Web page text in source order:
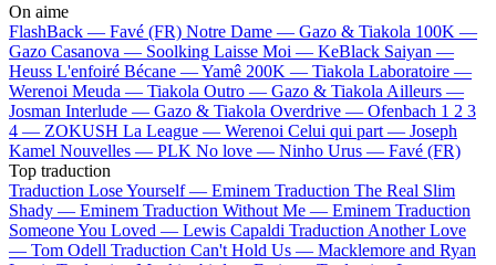
On aime
FlashBack — Favé (FR) Notre Dame — Gazo & Tiakola 100K —
Gazo Casanova — Soolking Laisse Moi — KeBlack Saiyan —
Heuss L'enfoiré Bécane —Yamê 200K — Tiakola Laboratoire —
Werenoi Meuda — Tiakola Outro — Gazo & Tiakola Ailleurs —
Josman Interlude — Gazo & Tiakola Overdrive — Ofenbach 1 2 3
4 — ZOKUSH La League — Werenoi Celui qui part — Joseph
Kamel Nouvelles — PLK No love — Ninho Urus — Favé (FR)
Top traduction
Traduction Lose Yourself — Eminem Traduction The Real Slim
Shady — Eminem Traduction Without Me — Eminem Traduction
Someone You Loved — Lewis Capaldi Traduction Another Love
— Tom Odell Traduction Can't Hold Us — Macklemore and Ryan